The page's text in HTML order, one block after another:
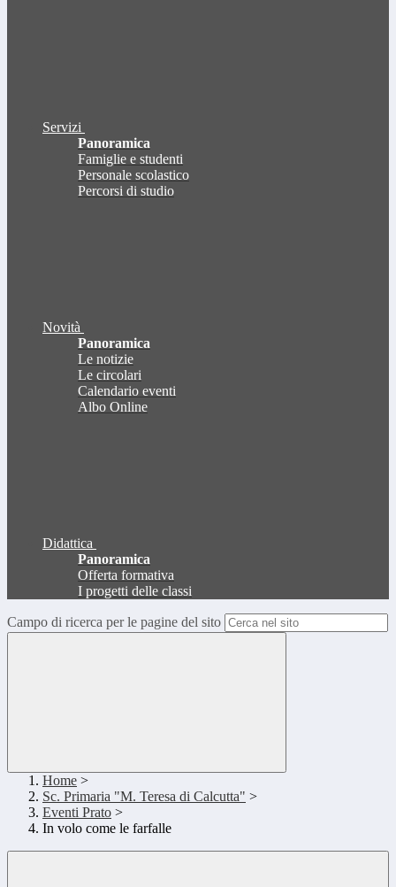
Servizi
Panoramica
Famiglie e studenti
Personale scolastico
Percorsi di studio
Novità
Panoramica
Le notizie
Le circolari
Calendario eventi
Albo Online
Didattica
Panoramica
Offerta formativa
I progetti delle classi
Campo di ricerca per le pagine del sito
Home >
Sc. Primaria "M. Teresa di Calcutta" >
Eventi Prato >
In volo come le farfalle